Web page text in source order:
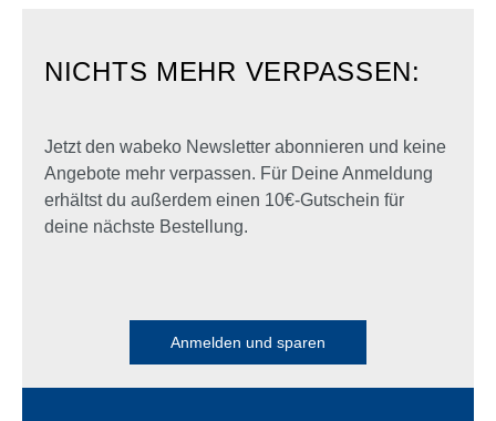
NICHTS MEHR VERPASSEN:
Jetzt den wabeko Newsletter abonnieren und keine
Angebote mehr verpassen. Für Deine Anmeldung
erhältst du außerdem einen 10€-Gutschein für
deine nächste Bestellung.
Anmelden und sparen